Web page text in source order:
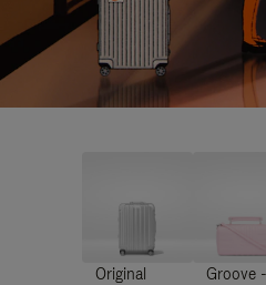
Original
Groove -